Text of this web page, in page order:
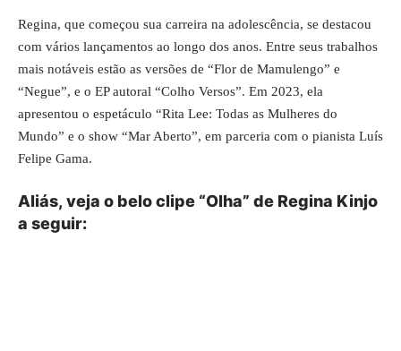
Regina, que começou sua carreira na adolescência, se destacou
com vários lançamentos ao longo dos anos. Entre seus trabalhos
mais notáveis estão as versões de “Flor de Mamulengo” e
“Negue”, e o EP autoral “Colho Versos”. Em 2023, ela
apresentou o espetáculo “Rita Lee: Todas as Mulheres do
Mundo” e o show “Mar Aberto”, em parceria com o pianista Luís
Felipe Gama.
Aliás, veja o belo clipe “Olha” de Regina Kinjo
a seguir: